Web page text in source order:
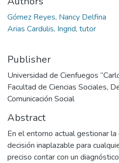
Gómez Reyes, Nancy Delfina
Arias Cardulis, Ingrid, tutor
Publisher
Universidad de Cienfuegos
Facultad de Ciencias Sociales,
Comunicación Social
Abstract
En el entorno actual gestionar la
decisión inaplazable para
preciso contar con un